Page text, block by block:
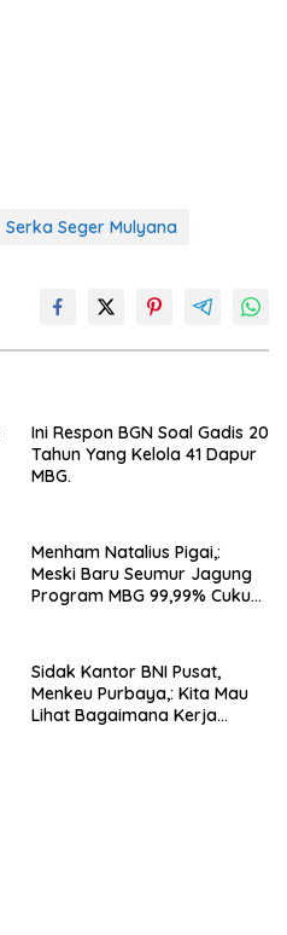
Serka Seger Mulyana
Ini Respon BGN Soal Gadis 20
Tahun Yang Kelola 41 Dapur
MBG.
Menham Natalius Pigai,:
Meski Baru Seumur Jagung
Program MBG 99,99% Cukup
Sidak Kantor BNI Pusat,
Menkeu Purbaya,: Kita Mau
Lihat Bagaimana Kerja